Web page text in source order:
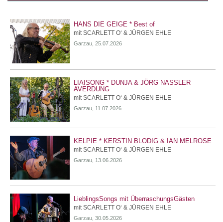
HANS DIE GEIGE * Best of
mit SCARLETT O‘ & JÜRGEN EHLE
Garzau, 25.07.2026
LIAISONG * DUNJA & JÖRG NASSLER
AVERDUNG
mit SCARLETT O‘ & JÜRGEN EHLE
Garzau, 11.07.2026
KELPIE * KERSTIN BLODIG & IAN MELROSE
mit SCARLETT O‘ & JÜRGEN EHLE
Garzau, 13.06.2026
LieblingsSongs mit ÜberraschungsGästen
mit SCARLETT O‘ & JÜRGEN EHLE
Garzau, 30.05.2026